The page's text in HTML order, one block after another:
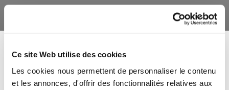
Ce site Web utilise des cookies
Les cookies nous permettent de personnaliser le contenu
et les annonces, d'offrir des fonctionnalités relatives aux